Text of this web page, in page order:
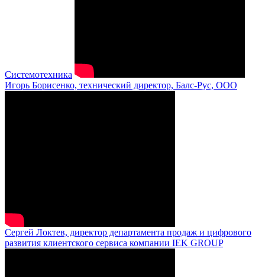
Системотехника
Игорь Борисенко, технический директор, Балс-Рус, ООО
Сергей Локтев, директор департамента продаж и цифрового
развития клиентского сервиса компании IEK GROUP